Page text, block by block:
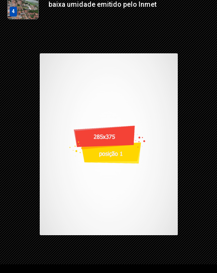
4
baixa umidade emitido pelo Inmet